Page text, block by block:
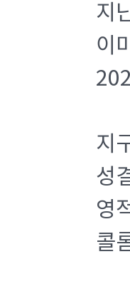
지
이
지
성
영
콜